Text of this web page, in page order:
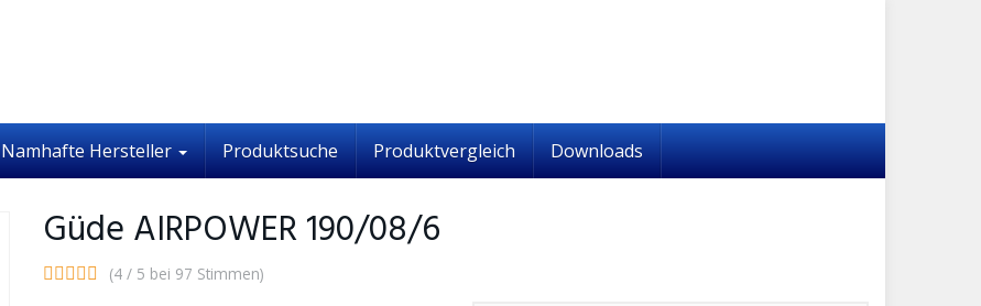
Namhafte Hersteller Produktsuche Produktvergleich Downloads
Güde AIRPOWER 190/08/6
(4 / 5 bei 97 Stimmen)